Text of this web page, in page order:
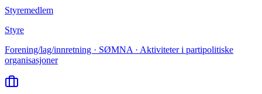
Styremedlem
Styre
Forening/lag/innretning · SØMNA · Aktiviteter i partipolitiske
organisasjoner